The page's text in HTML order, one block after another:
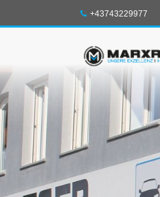
Telefon:
+43743229977